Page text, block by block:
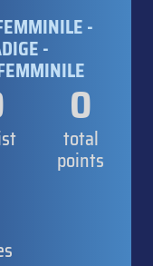
-
-
0
total
points